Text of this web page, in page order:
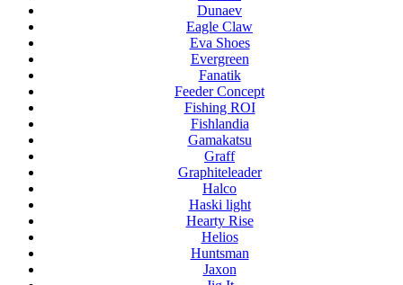
Dunaev
Eagle Claw
Eva Shoes
Evergreen
Fanatik
Feeder Concept
Fishing ROI
Fishlandia
Gamakatsu
Graff
Graphiteleader
Halco
Haski light
Hearty Rise
Helios
Huntsman
Jaxon